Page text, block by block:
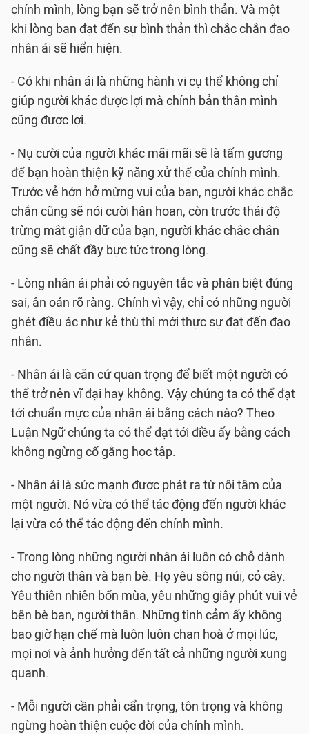
chính mình, lòng bạn sẽ trở nên bình thản. Và một
khi lòng bạn đạt đến sự bình thản thì chắc chắn đạo
nhân ái sẽ hiển hiện.
- Có khi nhân ái là những hành vi cụ thể không chỉ
giúp người khác được lợi mà chính bản thân mình
cũng được lợi.
- Nụ cười của người khác mãi mãi sẽ là tấm gương
để bạn hoàn thiện kỹ năng xử thế của chính mình.
Trước vẻ hớn hở mừng vui của bạn, người khác chắc
chắn cũng sẽ nói cười hân hoan, còn trước thái độ
trừng mắt giận dữ của bạn, người khác chắc chắn
cũng sẽ chất đầy bực tức trong lòng.
- Lòng nhân ái phải có nguyên tắc và phân biệt đúng
sai, ân oán rõ ràng. Chính vì vậy, chỉ có những người
ghét điều ác như kẻ thù thì mới thực sự đạt đến đạo
nhân.
- Nhân ái là căn cứ quan trọng để biết một người có
thể trở nên vĩ đại hay không. Vậy chúng ta có thể đạt
tới chuẩn mực của nhân ái bằng cách nào? Theo
Luận Ngữ chúng ta có thể đạt tới điều ấy bằng cách
không ngừng cố gắng học tập.
- Nhân ái là sức mạnh được phát ra từ nội tâm của
một người. Nó vừa có thể tác động đến người khác
lại vừa có thể tác động đến chính mình.
- Trong lòng những người nhân ái luôn có chỗ dành
cho người thân và bạn bè. Họ yêu sông núi, cỏ cây.
Yêu thiên nhiên bốn mùa, yêu những giây phút vui vẻ
bên bè bạn, người thân. Những tình cảm ấy không
bao giờ hạn chế mà luôn luôn chan hoà ở mọi lúc,
mọi nơi và ảnh hưởng đến tất cả những người xung
quanh.
- Mỗi người cần phải cẩn trọng, tôn trọng và không
ngừng hoàn thiện cuộc đời của chính mình.